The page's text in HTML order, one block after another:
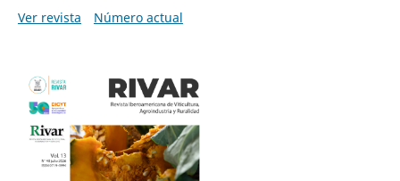
Ver revista
Número actual